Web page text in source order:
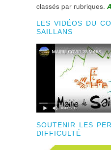
classés par rubriques.
LES VIDÉOS DU
SAILLANS
SOUTENIR LES
DIFFICULTÉ